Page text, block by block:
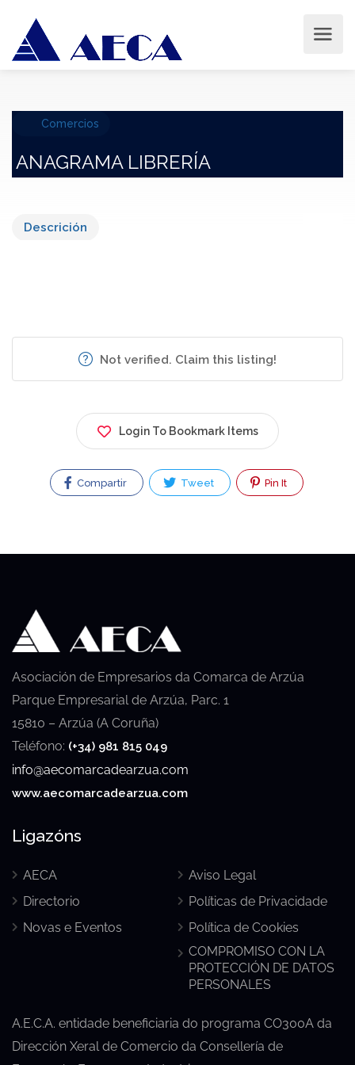
Comercios
ANAGRAMA LIBRERÍA
Descrición
Not verified. Claim this listing!
Login To Bookmark Items
Compartir Tweet Pin It
Asociación de Empresarios da Comarca de Arzúa
Parque Empresarial de Arzúa, Parc. 1
15810 – Arzúa (A Coruña)
Teléfono: (+34) 981 815 049
info@aecomarcadearzua.com
www.aecomarcadearzua.com
Ligazóns
AECA
Directorio
Novas e Eventos
Aviso Legal
Políticas de Privacidade
Política de Cookies
COMPROMISO CON LA
PROTECCIÓN DE DATOS
PERSONALES
A.E.C.A. entidade beneficiaria do programa CO300A da
Dirección Xeral de Comercio da Consellería de